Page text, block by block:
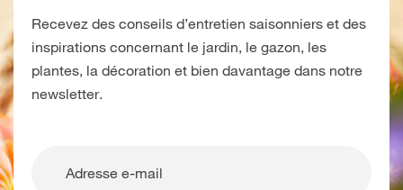
Recevez des conseils d’entretien saisonniers et des
inspirations concernant le jardin, le gazon, les
plantes, la décoration et bien davantage dans notre
newsletter.